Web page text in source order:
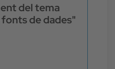
del tema
de dades"